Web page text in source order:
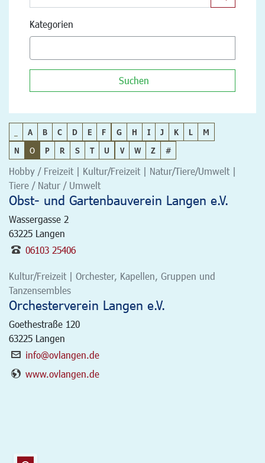
Kategorien
Suchen
A B C D E F G H I J K L
M
N
O P R S T U V W Z #
Hobby / Freizeit | Kultur/Freizeit | Natur/Tiere/Umwelt |
Tiere / Natur / Umwelt
Obst- und Gartenbauverein Langen e.V.
Wassergasse 2
63225 Langen
06103 25406
Kultur/Freizeit | Orchester, Kapellen, Gruppen und
Tanzensembles
Orchesterverein Langen e.V.
Goethestraße 120
63225 Langen
info@ovlangen.de
www.ovlangen.de